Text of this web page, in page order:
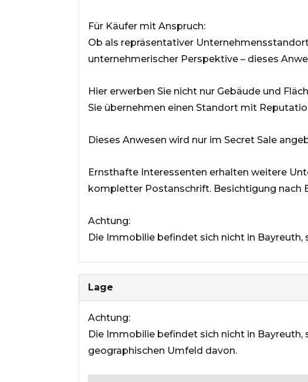
Für Käufer mit Anspruch:
Ob als repräsentativer
unternehmerischer Perspektive – dieses
Hier erwerben Sie nicht nur Gebäude und
Sie übernehmen einen Standort mit
Dieses Anwesen wird nur im Secret Sale
Ernsthafte Interessenten erhalten weitere
kompletter Postanschrift. Besichtigung nach
Achtung:
Die Immobilie befindet sich nicht in
Lage
Achtung:
Die Immobilie befindet sich nicht in Bayreuth,
geographischen Umfeld davon.